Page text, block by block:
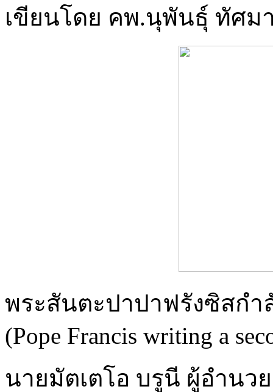
เขียนโดย คพ.นุพันธุ์ ทัศม
พระสันตะปาปาฟรังซิสก
(Pope Francis writing a
นายมัตเตโอ บรูนี ผู้อำนว